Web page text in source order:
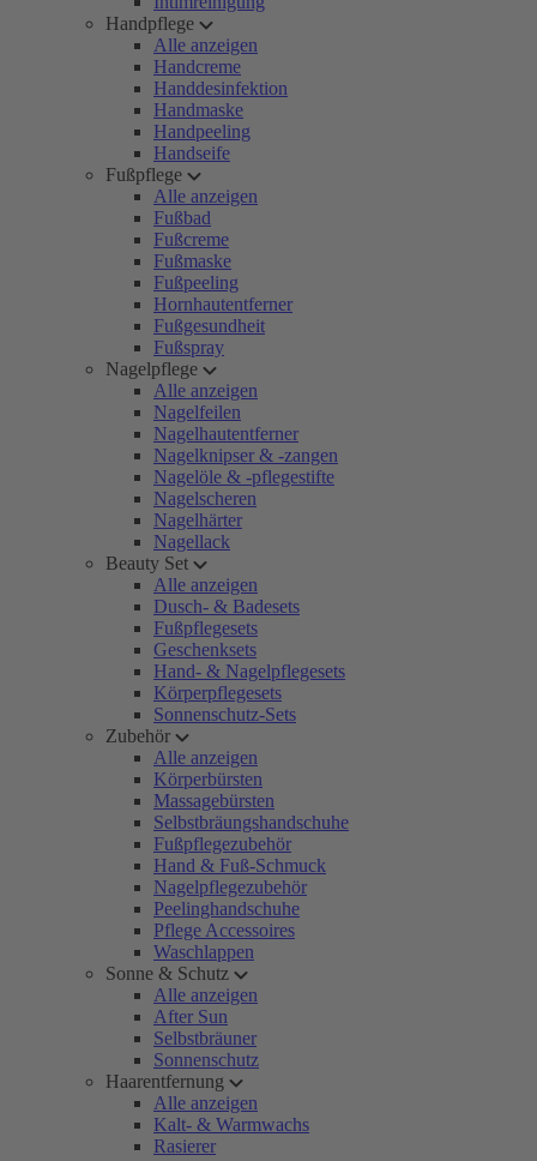
Handpflege
Alle anzeigen
Handcreme
Handdesinfektion
Handmaske
Handpeeling
Handseife
Fußpflege
Alle anzeigen
Fußbad
Fußcreme
Fußmaske
Fußpeeling
Hornhautentferner
Fußgesundheit
Fußspray
Nagelpflege
Alle anzeigen
Nagelfeilen
Nagelhautentferner
Nagelknipser & -zangen
Nagelöle & -pflegestifte
Nagelscheren
Nagelhärter
Nagellack
Beauty Set
Alle anzeigen
Dusch- & Badesets
Fußpflegesets
Geschenksets
Hand- & Nagelpflegesets
Körperpflegesets
Sonnenschutz-Sets
Zubehör
Alle anzeigen
Körperbürsten
Massagebürsten
Selbstbräungshandschuhe
Fußpflegezubehör
Hand & Fuß-Schmuck
Nagelpflegezubehör
Peelinghandschuhe
Pflege Accessoires
Waschlappen
Sonne & Schutz
Alle anzeigen
After Sun
Selbstbräuner
Sonnenschutz
Haarentfernung
Alle anzeigen
Kalt- & Warmwachs
Rasierer